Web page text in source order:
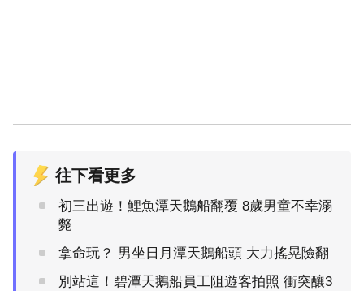
往下看更多
初三出遊！鯉魚潭天鵝船翻覆 8歲男童不幸溺
斃
拿命玩？ 男坐日月潭天鵝船頭 大力搖晃險翻
別站這！碧潭天鵝船員工阻遊客拍照 衝突釀3